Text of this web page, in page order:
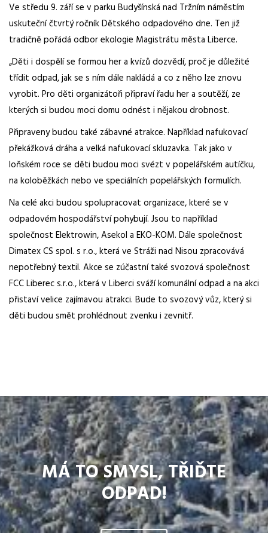
Ve středu 9. září se v parku Budyšínská nad Tržním náměstím
uskuteční čtvrtý ročník Dětského odpadového dne. Ten již
tradičně pořádá odbor ekologie Magistrátu města Liberce.
„Děti i dospělí se formou her a kvízů dozvědí, proč je důležité
třídit odpad, jak se s ním dále nakládá a co z něho lze znovu
vyrobit. Pro děti organizátoři připraví řadu her a soutěží, ze
kterých si budou moci domu odnést i nějakou drobnost.
Připraveny budou také zábavné atrakce. Například nafukovací
překážková dráha a velká nafukovací skluzavka. Tak jako v
loňském roce se děti budou moci svézt v popelářském autíčku,
na koloběžkách nebo ve speciálních popelářských formulích.
Na celé akci budou spolupracovat organizace, které se v
odpadovém hospodářství pohybují. Jsou to například
společnost Elektrowin, Asekol a EKO-KOM. Dále společnost
Dimatex CS spol. s r.o., která ve Stráži nad Nisou zpracovává
nepotřebný textil. Akce se zúčastní také svozová společnost
FCC Liberec s.r.o., která v Liberci sváží komunální odpad a na akci
přistaví velice zajímavou atrakci. Bude to svozový vůz, který si
děti budou smět prohlédnout zvenku i zevnitř.
MÁ TO SMYSL, TŘIĎTE
ODPAD!